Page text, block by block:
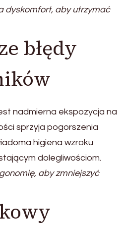
dyskomfort, aby utrzymać
błędy
nadmierna ekspozycja na
sprzyja pogorszenia
higiena wzroku
dolegliwościom.
aby zmniejszyć